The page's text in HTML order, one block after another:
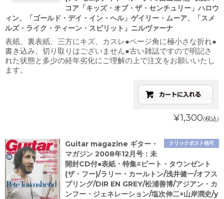
コア「キッズ・オブ・ザ・センチュリー」ハロウ
ィン、「ゴールド・デイ・イン・ヘル」ゲイリー・ムーア、「スメ
ルズ・ライク・ティーン・スピリット」ニルヴァーナ
表紙、裏表紙、三方にキズ、カスレ●ページ角に極小さな折れ●
書き込み、切り取りはございません●古い雑誌ですので明記さ
れた状態と多少の経年劣化にご理解の上で注文をお願いいたし
ます。
¥1,300(税込)
クリックポスト他可
Guitar magazine ギター・
マガジン 2008年12月号：未
開封CD付●表紙・特集=ピート・タウンゼント
(ザ・フー)/ラリー・カールトン/浅井健一/オフス
プリング/DIR EN GREY/松浦善博/アジアン・カ
ンフー・ジェネレーション/塩次伸二×山岸潤史/y